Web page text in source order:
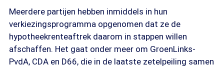
Meerdere partijen hebben inmiddels in hun
verkiezingsprogramma opgenomen dat ze de
hypotheekrenteaftrek daarom in stappen willen
afschaffen. Het gaat onder meer om GroenLinks-
PvdA, CDA en D66, die in de laatste zetelpeiling samen